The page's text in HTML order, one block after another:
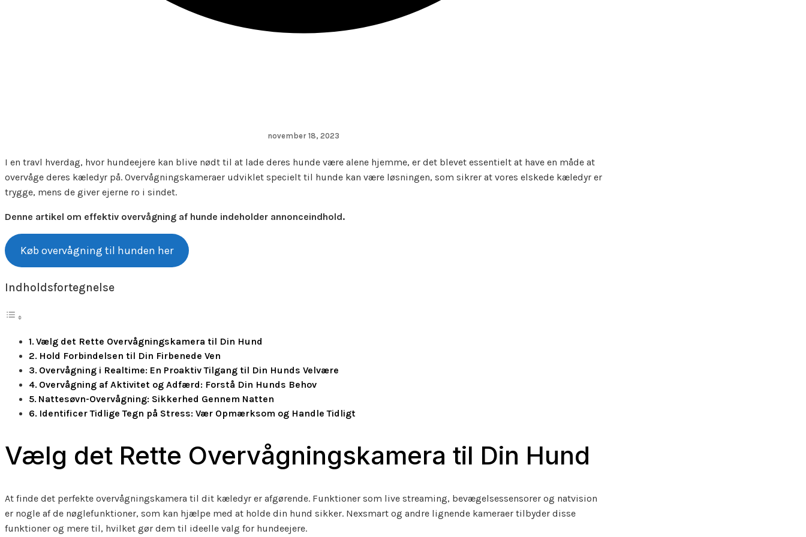
november 18, 2023
I en travl hverdag, hvor hundeejere kan blive nødt til at lade deres hunde være alene hjemme, er det blevet essentielt at have en måde at
overvåge deres kæledyr på. Overvågningskameraer udviklet specielt til hunde kan være løsningen, som sikrer at vores elskede kæledyr er
trygge, mens de giver ejerne ro i sindet.
Denne artikel om effektiv overvågning af hunde indeholder annonceindhold.
Køb overvågning til hunden her
Indholdsfortegnelse
Vælg det Rette Overvågningskamera til Din Hund
Hold Forbindelsen til Din Firbenede Ven
Overvågning i Realtime: En Proaktiv Tilgang til Din Hunds Velvære
Overvågning af Aktivitet og Adfærd: Forstå Din Hunds Behov
Nattesøvn-Overvågning: Sikkerhed Gennem Natten
Identificer Tidlige Tegn på Stress: Vær Opmærksom og Handle Tidligt
Vælg det Rette Overvågningskamera til Din Hund
At finde det perfekte overvågningskamera til dit kæledyr er afgørende. Funktioner som live streaming, bevægelsessensorer og natvision
er nogle af de nøglefunktioner, som kan hjælpe med at holde din hund sikker. Nexsmart og andre lignende kameraer tilbyder disse
funktioner og mere til, hvilket gør dem til ideelle valg for hundeejere.